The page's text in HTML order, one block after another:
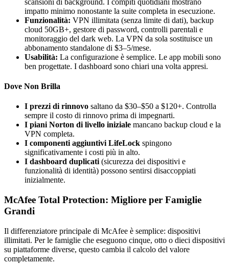
impatto minimo nonostante la suite completa in esecuzione.
Funzionalità: VPN illimitata (senza limite di dati), backup
cloud 50GB+, gestore di password, controlli parentali e
monitoraggio del dark web. La VPN da sola sostituisce un
abbonamento standalone di $3–5/mese.
Usabilità: La configurazione è semplice. Le app mobili sono
ben progettate. I dashboard sono chiari una volta appresi.
Dove Non Brilla
I prezzi di rinnovo saltano da $30–$50 a $120+. Controlla
sempre il costo di rinnovo prima di impegnarti.
I piani Norton di livello iniziale mancano backup cloud e la
VPN completa.
I componenti aggiuntivi LifeLock spingono
significativamente i costi più in alto.
I dashboard duplicati (sicurezza dei dispositivi e
funzionalità di identità) possono sentirsi disaccoppiati
inizialmente.
McAfee Total Protection: Migliore per Famiglie
Grandi
Il differenziatore principale di McAfee è semplice: dispositivi
illimitati. Per le famiglie che eseguono cinque, otto o dieci dispositivi
su piattaforme diverse, questo cambia il calcolo del valore
completamente.